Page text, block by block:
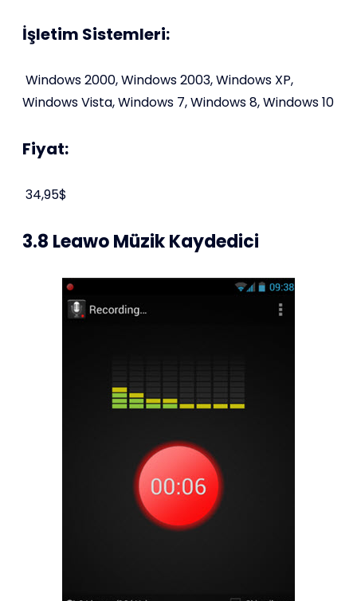
İşletim Sistemleri:
Windows 2000, Windows 2003, Windows XP,
Windows Vista, Windows 7, Windows 8, Windows 10
Fiyat:
34,95$
3.8 Leawo Müzik Kaydedici